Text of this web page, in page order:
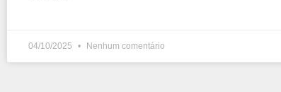
04/10/2025 Nenhum comentário